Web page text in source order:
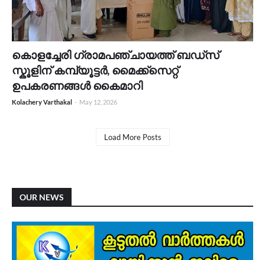
കൊളച്ചേരി ഗ്രാമപഞ്ചായത്ത് ബഡ്സ്
സ്കൂളിന് കമ്പ്യൂട്ടർ, മൈക്ക്സെറ്റ്
ഉപകരണങ്ങൾ കൈമാറി
Kolachery Varthakal - May 12, 2026
Load More Posts
OUR NEWS